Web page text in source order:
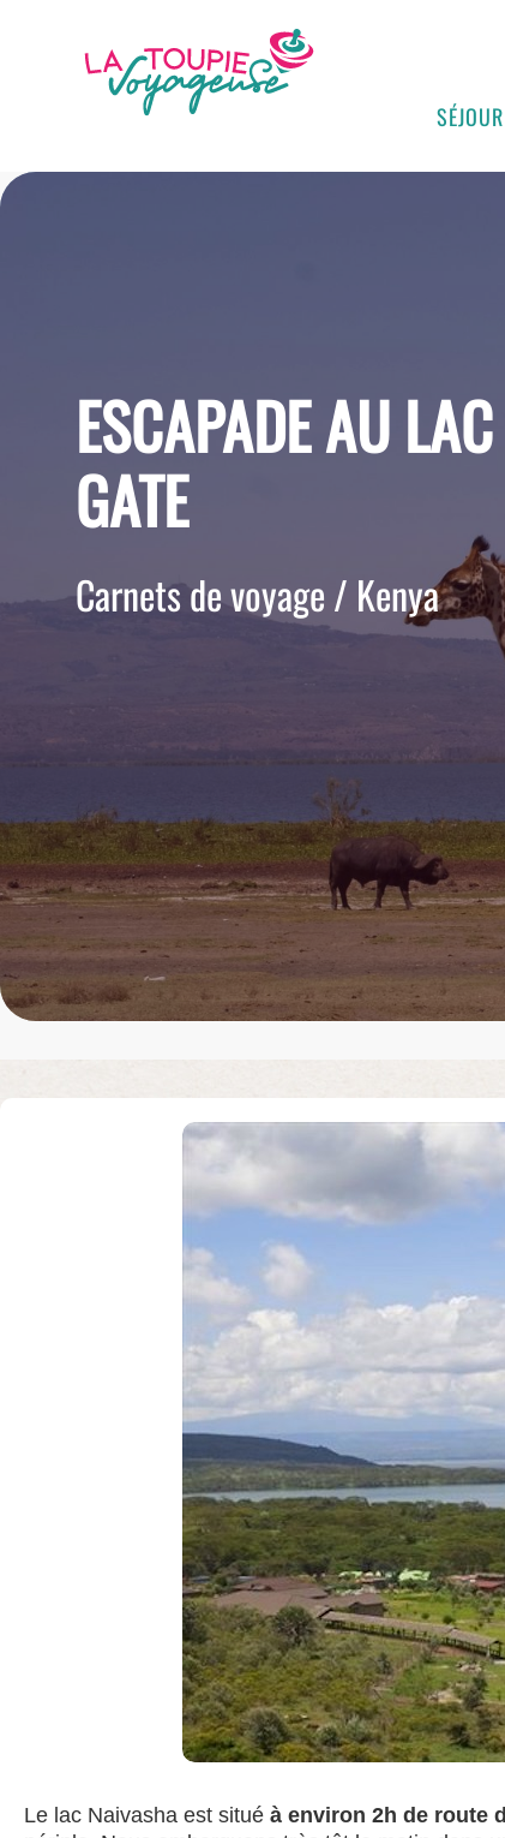
ESCAPADE AU
GATE
Carnets de voyage / Kenya
Le lac Naivasha est situé à environ 2h de route